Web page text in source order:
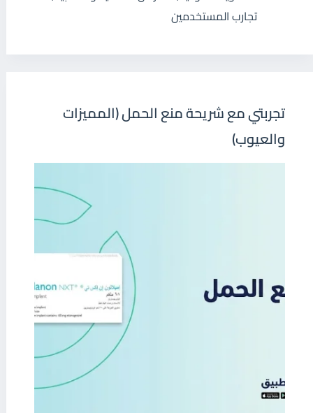
تجارب المستخدمين
تجربتي مع شريحة منع الحمل (المميزات
والعيوب)